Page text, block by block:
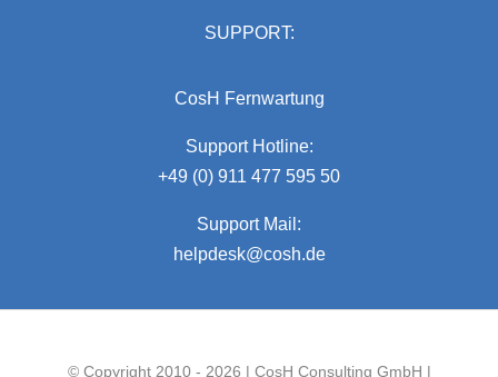
SUPPORT:
CosH Fernwartung
Support Hotline:
+49 (0) 911 477 595 50
Support Mail:
helpdesk@cosh.de
© Copyright 2010 - 2026 | CosH Consulting GmbH |